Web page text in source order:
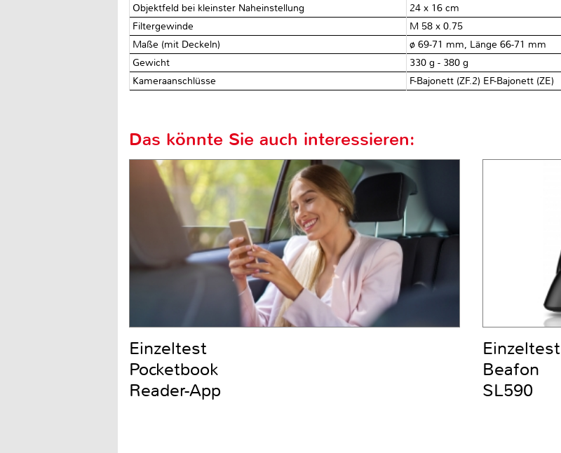
Objektfeld bei kleinster Naheinstellung
24 x 16 cm
Filtergewinde
M 58 x 0.75
Maße (mit Deckeln)
ø 69-71 mm, Länge 66-71 mm
Gewicht
330 g - 380 g
Kameraanschlüsse
F-Bajonett (ZF.2) EF-Bajonett (ZE)
Das könnte Sie auch interessieren:
Einzeltest
Pocketbook
Reader-App
Einzeltest
Beafon
SL590